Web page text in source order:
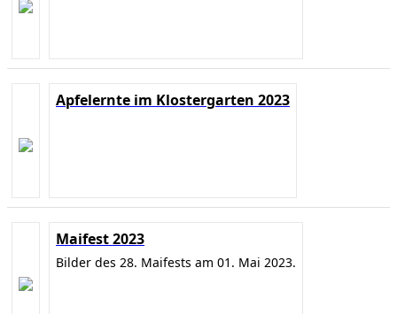
Apfelernte im Klostergarten 2023
Maifest 2023
Bilder des 28. Maifests am 01. Mai 2023.